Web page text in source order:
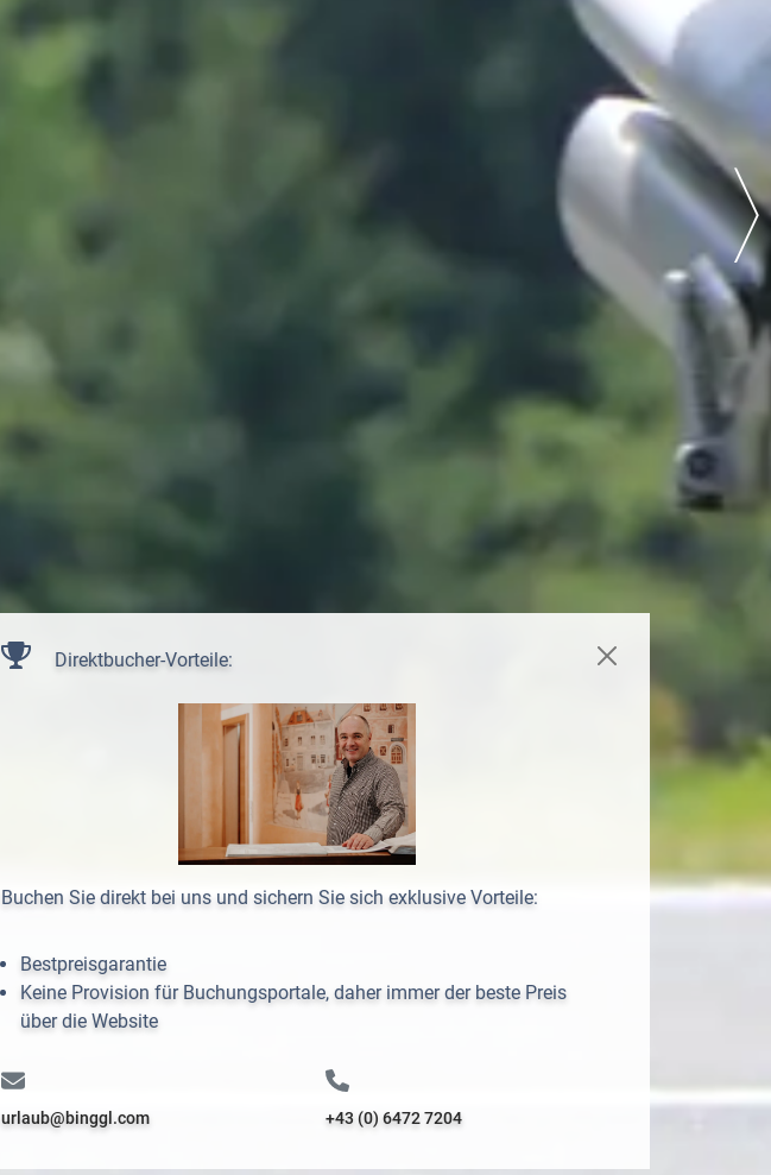
Direktbucher-Vorteile:
Buchen Sie direkt bei uns und sichern Sie sich exklusive Vorteile:
Bestpreisgarantie
Keine Provision für Buchungsportale, daher immer der beste Preis
über die Website
urlaub@binggl.com +43 (0) 6472 7204